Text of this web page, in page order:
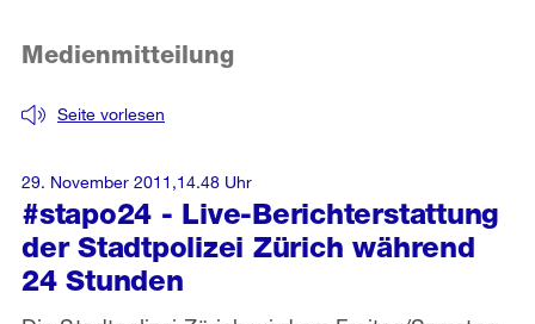
#stapo24 - Live-Berichterstattung
der Stadtpolizei Zürich während
24 Stunden
Seite vorlesen
Medienmitteilung
29. November 2011,14.48 Uhr